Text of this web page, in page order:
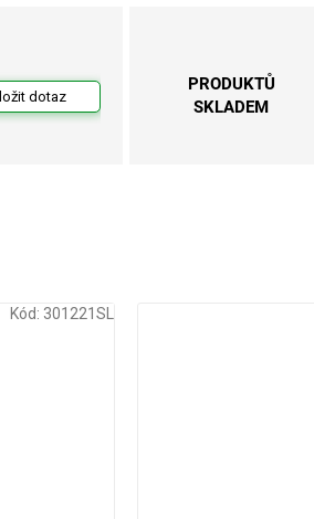
dotaz
PRODUKTŮ
SKLADEM
Kód: 301221SL